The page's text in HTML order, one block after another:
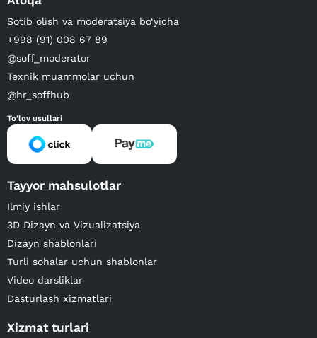
Sotib olish va moderatsiya bo‘yicha
+998 (91) 008 67 89
@soff_moderator
Texnik muammolar uchun
@hr_soffhub
To'lov usullari
Tayyor mahsulotlar
Ilmiy ishlar
3D Dizayn va Vizualizatsiya
Dizayn shablonlari
Turli sohalar uchun shablonlar
Video darsliklar
Dasturlash xizmatlari
Xizmat turlari